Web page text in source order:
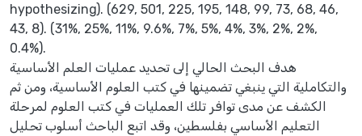
hypothesizing). (629, 501, ‎‎225, 195, 148, 99, 73, 68, 46,
43, 8). (31%, 25%, 11%, 9.6%, 7%, 5%, ‎‎4%, 3%, 2%, 2%,
0.4%).‎
هدف البحث الحالي إلى تحديد عمليات العلم الأساسية
والتكاملية التي ينبغي تضمينها في ‏كتب العلوم الأساسية، ومن ثم
الكشف عن مدى توافر تلك العمليات في كتب العلوم لمرحلة
‏التعليم الأساسي بفلسطين، وقد اتبع الباحث أسلوب تحليل